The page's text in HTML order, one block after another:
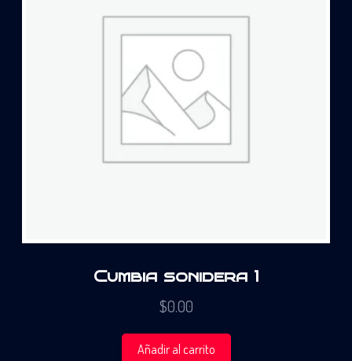
Cumbia sonidera 1
$0.00
Añadir al carrito